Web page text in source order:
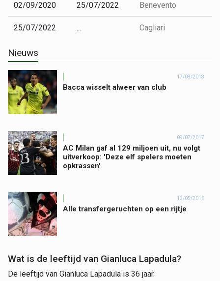
02/09/2020 25/07/2022 Benevento
25/07/2022 ... Cagliari
Nieuws
17/08/2018
Bacca wisselt alweer van club
09/07/2017
AC Milan gaf al 129 miljoen uit, nu volgt
uitverkoop: 'Deze elf spelers moeten
opkrassen'
13/05/2016
Alle transfergeruchten op een rijtje
Wat is de leeftijd van Gianluca Lapadula?
De leeftijd van Gianluca Lapadula is 36 jaar.